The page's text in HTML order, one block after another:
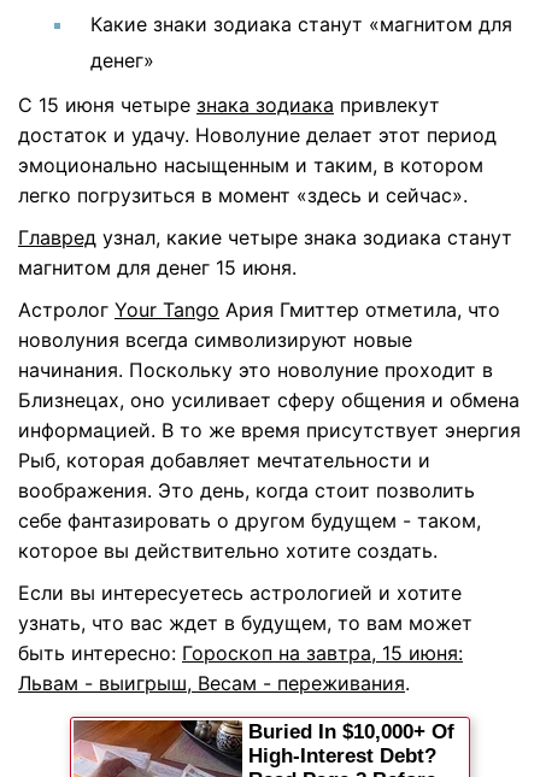
Какие знаки зодиака станут «магнитом для
денег»
С 15 июня четыре знака зодиака привлекут
достаток и удачу. Новолуние делает этот период
эмоционально насыщенным и таким, в котором
легко погрузиться в момент «здесь и сейчас».
Главред узнал, какие четыре знака зодиака станут
магнитом для денег 15 июня.
Астролог Your Tango Ария Гмиттер отметила, что
новолуния всегда символизируют новые
начинания. Поскольку это новолуние проходит в
Близнецах, оно усиливает сферу общения и обмена
информацией. В то же время присутствует энергия
Рыб, которая добавляет мечтательности и
воображения. Это день, когда стоит позволить
себе фантазировать о другом будущем - таком,
которое вы действительно хотите создать.
Если вы интересуетесь астрологией и хотите
узнать, что вас ждет в будущем, то вам может
быть интересно: Гороскоп на завтра, 15 июня:
Львам - выигрыш, Весам - переживания.